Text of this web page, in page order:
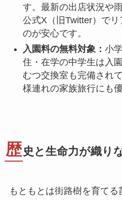
す。最新の出店状況や
公式X（旧Twitter）で
のが安心です。
入園料の無料対象： 小
住・在学の中学生は入
むつ交換室も完備され
様連れの家族旅行にも
歴 史と生命力が織り
もともとは街路樹を育て